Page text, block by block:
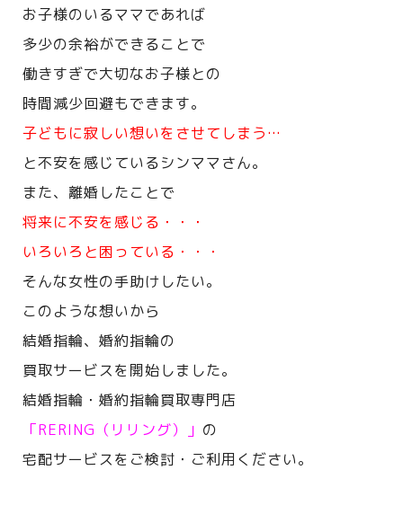
お子様のいるママであれば
多少の余裕ができることで
働きすぎで大切なお子様との
時間減少回避もできます。
子どもに寂しい想いをさせてしまう…
と不安を感じているシンママさん。
また、離婚したことで
将来に不安を感じる・・・
いろいろと困っている・・・
そんな女性の手助けしたい。
このような想いから
結婚指輪、婚約指輪の
買取サービスを開始しました。
結婚指輪・婚約指輪買取専門店
「RERING（リリング）」 の
宅配サービスをご検討・ご利用ください。